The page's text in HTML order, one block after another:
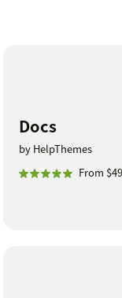
Docs
by HelpThemes
From